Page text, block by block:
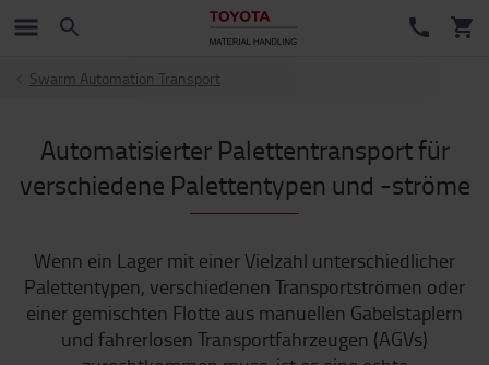
Swarm Automation Transport
Automatisierter Palettentransport für
verschiedene Palettentypen und -ströme
Wenn ein Lager mit einer Vielzahl unterschiedlicher
Palettentypen, verschiedenen Transportströmen oder
einer gemischten Flotte aus manuellen Gabelstaplern
und fahrerlosen Transportfahrzeugen (AGVs)